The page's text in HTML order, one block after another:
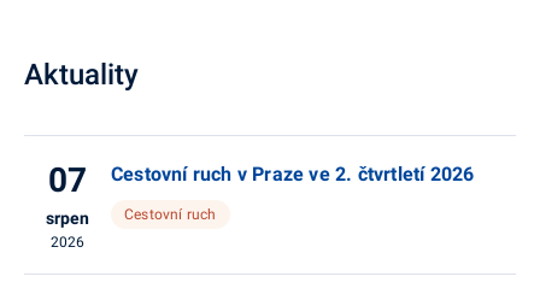
Aktuality
07
srpen
2026
Cestovní ruch v Praze ve 2. čtvrtletí 2026
Cestovní ruch